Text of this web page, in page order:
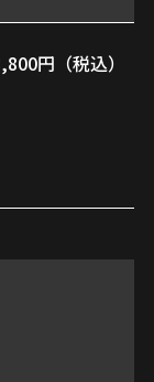
円（税込）